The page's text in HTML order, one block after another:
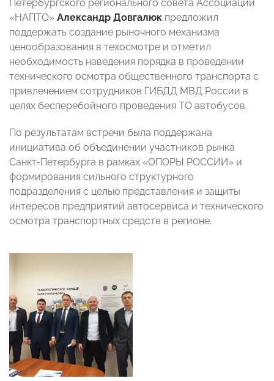
Петербургского регионального совета Ассоциации
«НАПТО» Александр Довгалюк предложил
поддержать создание рыночного механизма
ценообразования в техосмотре и отметил
необходимость наведения порядка в проведении
технического осмотра общественного транспорта с
привлечением сотрудников ГИБДД МВД России в
целях бесперебойного проведения ТО автобусов.
По результатам встречи была поддержана
инициатива об объединении участников рынка
Санкт-Петербурга в рамках «ОПОРЫ РОССИИ» и
формирования сильного структурного
подразделения с целью представления и защиты
интересов предприятий автосервиса и технического
осмотра транспортных средств в регионе.